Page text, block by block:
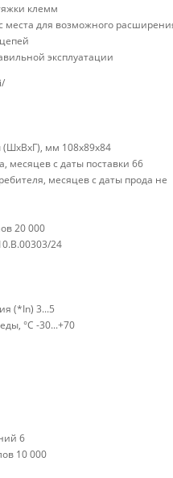
клемм
места для возможного
эксплуатации
(ШхВхГ), мм 108х89х84
месяцев с даты поставки 66
месяцев с даты прода не
20 000
24
(*In) 3...5
°C -30...+70
6
10 000